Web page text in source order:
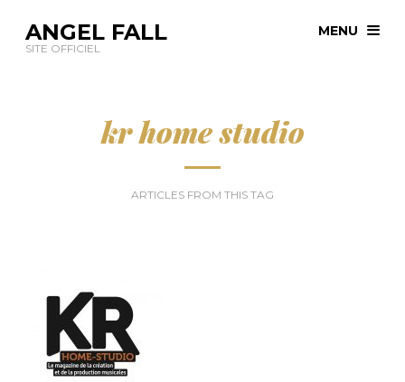
ANGEL FALL
SITE OFFICIEL
MENU
kr home studio
ARTICLES FROM THIS TAG